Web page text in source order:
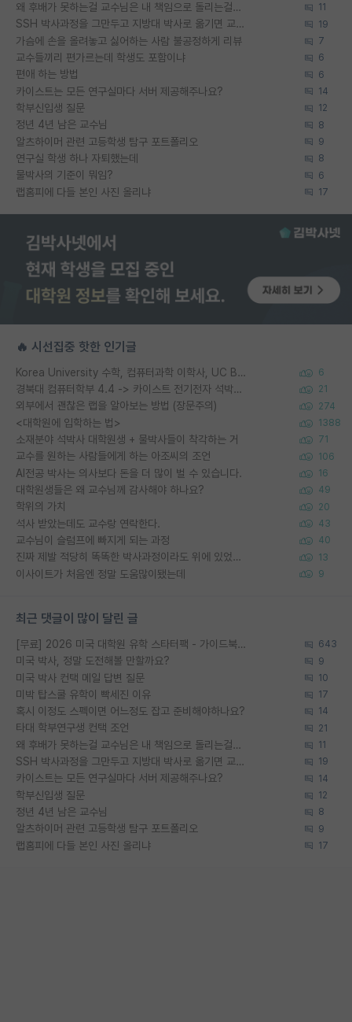
왜 후배가 못하는걸 교수님은 내 책임으로 돌리는걸까요? 11
SSH 박사과정을 그만두고 지방대 박사로 옮기면 교수의 꿈은 끝일까요? 19
가슴에 손을 올려놓고 싫어하는 사람 불공정하게 리뷰 7
교수들끼리 편가르는데 학생도 포함이냐 6
편애 하는 방법 6
카이스트는 모든 연구실마다 서버 제공해주나요? 14
학부신입생 질문 12
정년 4년 남은 교수님 8
알츠하이머 관련 고등학생 탐구 포트폴리오 9
연구실 학생 하나 자퇴했는데 8
물박사의 기준이 뭐임? 6
랩홈피에 다들 본인 사진 올리냐 17
🔥 시선집중 핫한 인기글
Korea University 수학, 컴퓨터과학 이학사, UC Berkeley 산업공학 대학원 공학박사가 되는 것은 쉽지 않겠죠? 6
경북대 컴퓨터학부 4.4 -> 카이스트 전기전자 석박사통합과정 합격 21
외부에서 괜찮은 랩을 알아보는 방법 (장문주의) 274
<대학원에 입학하는 법> 1388
소재분야 석박사 대학원생 + 물박사들이 착각하는 거 71
교수를 원하는 사람들에게 하는 아조씨의 조언 106
AI전공 박사는 의사보다 돈을 더 많이 벌 수 있습니다. 16
대학원생들은 왜 교수님께 감사해야 하나요? 49
학위의 가치 20
석사 받았는데도 교수랑 연락한다. 43
교수님이 슬럼프에 빠지게 되는 과정 40
진짜 제발 적당히 똑똑한 박사과정이라도 위에 있었으면.. 13
이사이트가 처음엔 정말 도움많이됐는데 9
최근 댓글이 많이 달린 글
[무료] 2026 미국 대학원 유학 스타터팩 - 가이드북 & 합격자 컨택메일 템플릿 643
미국 박사, 정말 도전해볼 만할까요? 9
미국 박사 컨택 메일 답변 질문 10
미박 탑스쿨 유학이 빡세진 이유 17
혹시 이정도 스펙이면 어느정도 잡고 준비해야하나요? 14
타대 학부연구생 컨택 조언 21
왜 후배가 못하는걸 교수님은 내 책임으로 돌리는걸까요? 11
SSH 박사과정을 그만두고 지방대 박사로 옮기면 교수의 꿈은 끝일까요? 19
카이스트는 모든 연구실마다 서버 제공해주나요? 14
학부신입생 질문 12
정년 4년 남은 교수님 8
알츠하이머 관련 고등학생 탐구 포트폴리오 9
랩홈피에 다들 본인 사진 올리냐 17